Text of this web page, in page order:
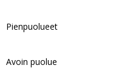
Pienpuolueet
Avoin puolue